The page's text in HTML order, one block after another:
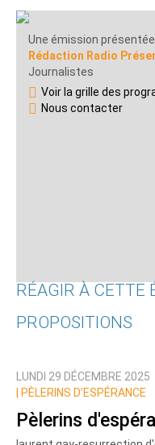
Une émission
Rédaction Radio
Journalistes
Voir la grille des
Nous contacter
RÉAGIR À CETTE
Nom
PROPOSITIONS
LUNDI 29 DÉCEMBRE 2025
PÈLERINS D’ESPÉRANCE
Pèlerins